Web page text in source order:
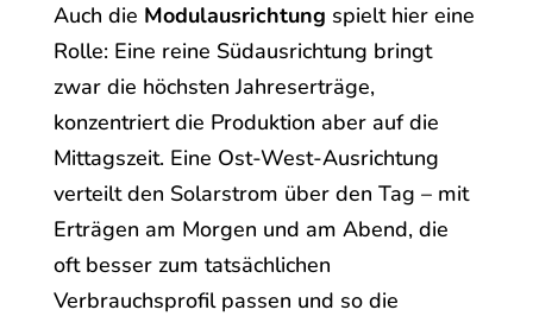
Auch die Modulausrichtung spielt hier eine
Rolle: Eine reine Südausrichtung bringt
zwar die höchsten Jahreserträge,
konzentriert die Produktion aber auf die
Mittagszeit. Eine Ost-West-Ausrichtung
verteilt den Solarstrom über den Tag – mit
Erträgen am Morgen und am Abend, die
oft besser zum tatsächlichen
Verbrauchsprofil passen und so die